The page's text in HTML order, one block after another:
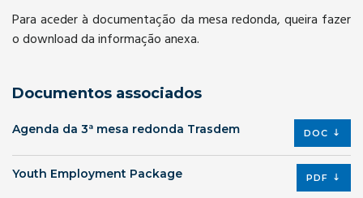
Para aceder à documentação da mesa redonda, queira fazer
o download da informação anexa.
Documentos associados
Agenda da 3ª mesa redonda Trasdem DOC
Youth Employment Package PDF